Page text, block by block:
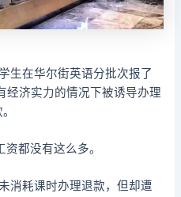
生在华尔街英语分批次报了
经济实力的情况下被诱导办理
都没有这么多。
消耗课时办理退款，但却遭